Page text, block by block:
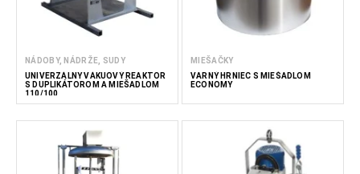
NÁDOBY, NÁDRŽE, SUDY
UNIVERZÁLNY VÁKUOVÝ REAKTOR
S DUPLIKÁTOROM A MIEŠADLOM
110/100
MIEŠAČKY
VARNÝ HRNIEC S MIEŠADLOM
ECONOMY